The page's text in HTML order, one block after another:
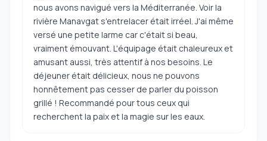
nous avons navigué vers la Méditerranée. Voir la
rivière Manavgat s'entrelacer était irréel. J'ai même
versé une petite larme car c'était si beau,
vraiment émouvant. L'équipage était chaleureux et
amusant aussi, très attentif à nos besoins. Le
déjeuner était délicieux, nous ne pouvons
honnêtement pas cesser de parler du poisson
grillé ! Recommandé pour tous ceux qui
recherchent la paix et la magie sur les eaux.